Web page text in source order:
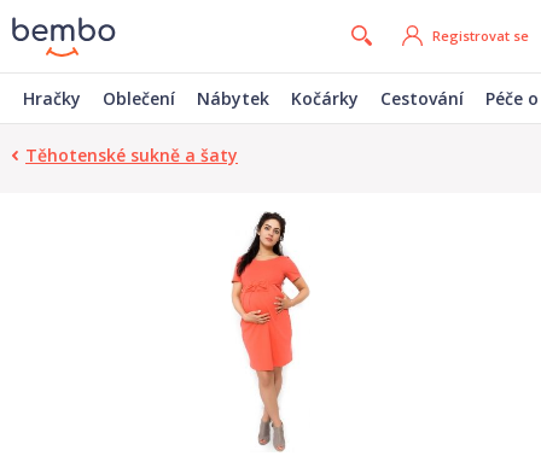
Registrovat se
Hračky Oblečení Nábytek Kočárky Cestování Péče
Těhotenské sukně a šaty